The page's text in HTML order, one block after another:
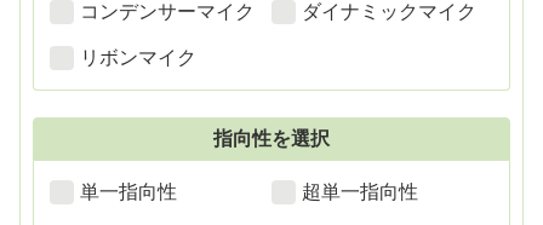
コンデンサーマイク ダイナミックマイク
リボンマイク
指向性を選択
単一指向性 超単一指向性